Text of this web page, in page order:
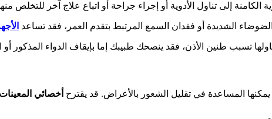
الكامنة إلى تناول الأدوية أو إجراء جراحة أو اتباع علاج آخر للتخلص
الشديدة أو فقدان السمع المرتبط بتقدم العمر، فقد تساعد
تسبب طنين الأذن، فقد ينصحك طبيبك إما بإيقاف الدواء المذكور أو
المساعدة في تقليل الشعور بالأعراض. قد يقترح أخصائي